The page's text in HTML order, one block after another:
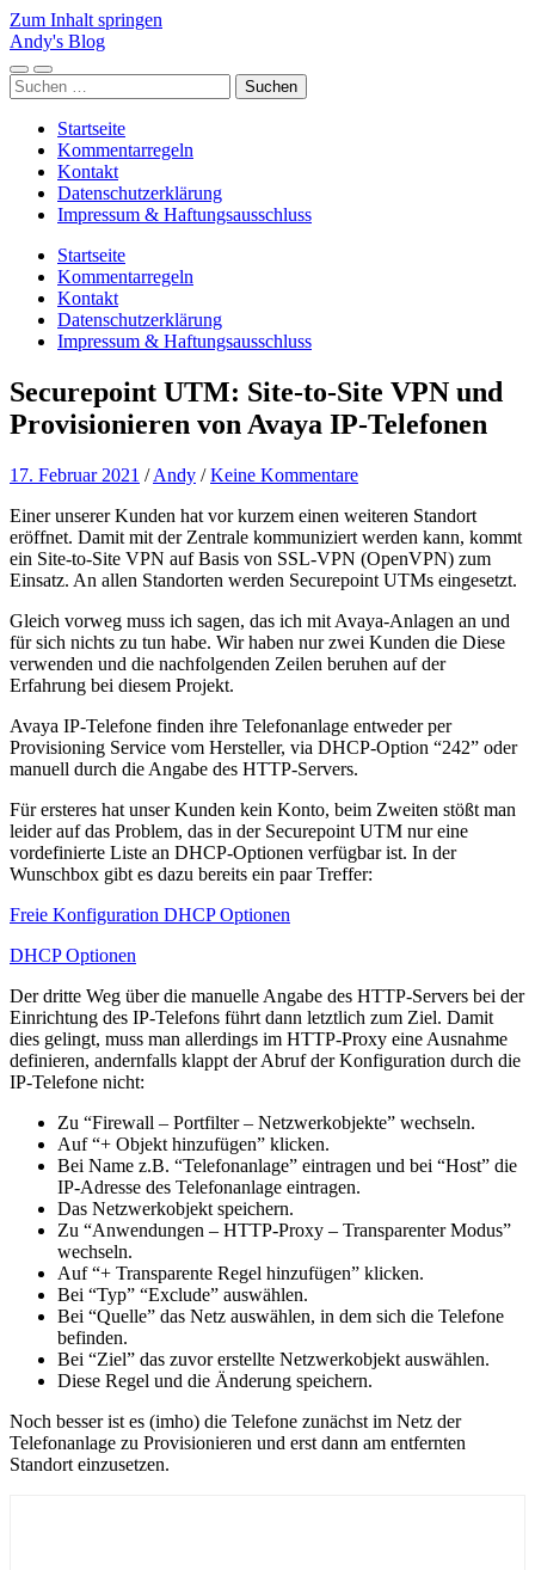
Zum Inhalt springen
Andy's Blog
Mobile-
Menü
Suchfeld
ein-/ausblenden
Suchen
nach:
Startseite
Kommentarregeln
Kontakt
Datenschutzerklärung
Impressum & Haftungsausschluss
Startseite
Kommentarregeln
Kontakt
Datenschutzerklärung
Impressum & Haftungsausschluss
Securepoint UTM: Site-to-Site VPN und
Provisionieren von Avaya IP-Telefonen
17. Februar 2021 /Andy /Keine Kommentare
Einer unserer Kunden hat vor kurzem einen weiteren Standort
eröffnet. Damit mit der Zentrale kommuniziert werden kann, kommt
ein Site-to-Site VPN auf Basis von SSL-VPN (OpenVPN) zum
Einsatz. An allen Standorten werden Securepoint UTMs eingesetzt.
Gleich vorweg muss ich sagen, das ich mit Avaya-Anlagen an und
für sich nichts zu tun habe. Wir haben nur zwei Kunden die Diese
verwenden und die nachfolgenden Zeilen beruhen auf der
Erfahrung bei diesem Projekt.
Avaya IP-Telefone finden ihre Telefonanlage entweder per
Provisioning Service vom Hersteller, via DHCP-Option “242” oder
manuell durch die Angabe des HTTP-Servers.
Für ersteres hat unser Kunden kein Konto, beim Zweiten stößt man
leider auf das Problem, das in der Securepoint UTM nur eine
vordefinierte Liste an DHCP-Optionen verfügbar ist. In der
Wunschbox gibt es dazu bereits ein paar Treffer:
Freie Konfiguration DHCP Optionen
DHCP Optionen
Der dritte Weg über die manuelle Angabe des HTTP-Servers bei der
Einrichtung des IP-Telefons führt dann letztlich zum Ziel. Damit
dies gelingt, muss man allerdings im HTTP-Proxy eine Ausnahme
definieren, andernfalls klappt der Abruf der Konfiguration durch die
IP-Telefone nicht:
Zu “Firewall – Portfilter – Netzwerkobjekte” wechseln.
Auf “+ Objekt hinzufügen” klicken.
Bei Name z.B. “Telefonanlage” eintragen und bei “Host” die
IP-Adresse des Telefonanlage eintragen.
Das Netzwerkobjekt speichern.
Zu “Anwendungen – HTTP-Proxy – Transparenter Modus”
wechseln.
Auf “+ Transparente Regel hinzufügen” klicken.
Bei “Typ” “Exclude” auswählen.
Bei “Quelle” das Netz auswählen, in dem sich die Telefone
befinden.
Bei “Ziel” das zuvor erstellte Netzwerkobjekt auswählen.
Diese Regel und die Änderung speichern.
Noch besser ist es (imho) die Telefone zunächst im Netz der
Telefonanlage zu Provisionieren und erst dann am entfernten
Standort einzusetzen.